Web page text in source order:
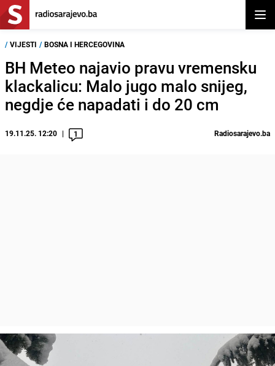
/ VIJESTI / BOSNA I HERCEGOVINA
BH Meteo najavio pravu vremensku
klackalicu: Malo jugo malo snijeg,
negdje će napadati i do 20 cm
19.11.25. 12:20 1 Radiosarajevo.ba